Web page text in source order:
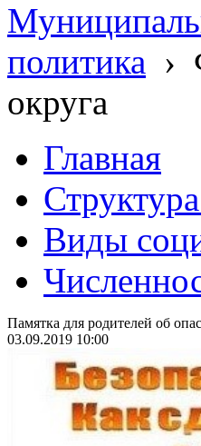
политика ›
округа
Главная
Виды
Памятка для родителей об
03.09.2019 10:00